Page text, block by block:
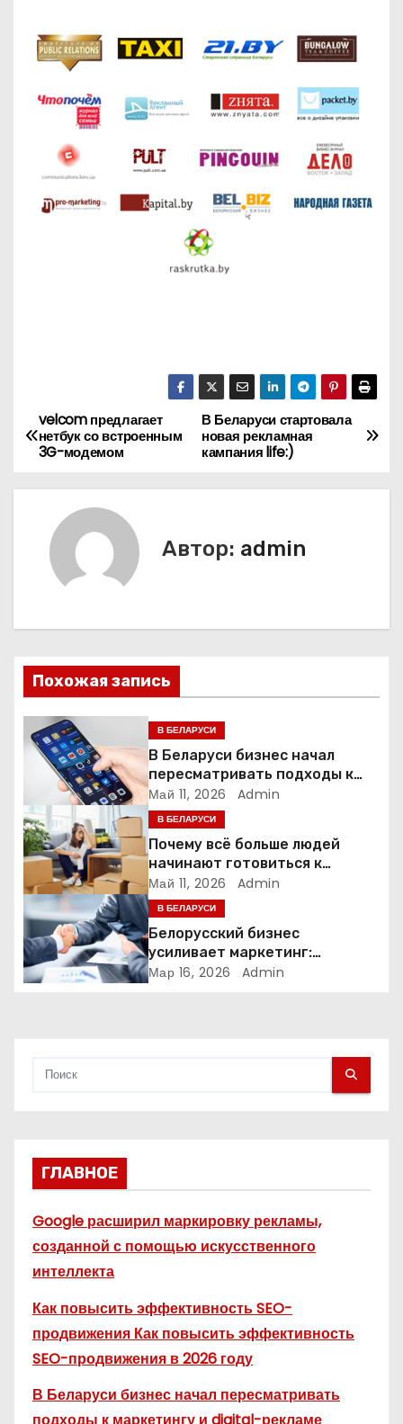
Н
а
ц
и
я
о
з
а
п
и
В Беларуси стартовала
новая рекламная
кампания life:)
velcom предлагает
нетбук со встроенным
3G-модемом
Автор: admin
Похожая запись
В БЕЛАРУСИ
В Беларуси бизнес начал
пересматривать подходы к
маркетингу и digital-рекламе
Май 11, 2026 Admin
В БЕЛАРУСИ
Почему всё больше людей
начинают готовиться к
переезду заранее
Май 11, 2026 Admin
В БЕЛАРУСИ
Белорусский бизнес
усиливает маркетинг:
компании меняют стратегии
Мар 16, 2026 Admin
ГЛАВНОЕ
Google расширил маркировку рекламы,
созданной с помощью искусственного
интеллекта
Как повысить эффективность SEO-
продвижения Как повысить эффективность
SEO-продвижения в 2026 году
В Беларуси бизнес начал пересматривать